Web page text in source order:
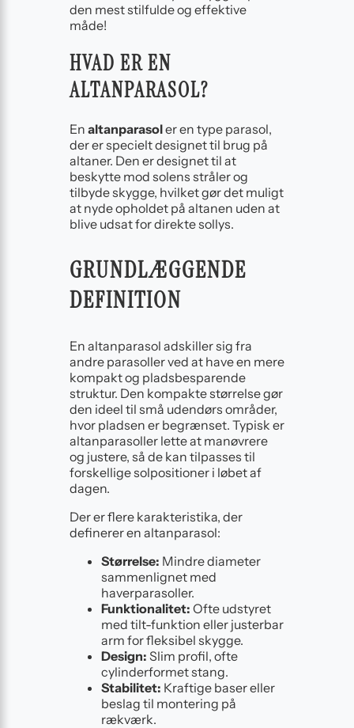
den mest stilfulde og effektive
måde!
HVAD ER EN
ALTANPARASOL?
En altanparasoler en type parasol,
der er specielt designet til brug på
altaner. Den er designet til at
beskytte mod solens stråler og
tilbyde skygge, hvilket gør det muligt
at nyde opholdet på altanen uden at
blive udsat for direkte sollys.
GRUNDLÆGGENDE
DEFINITION
En altanparasol adskiller sig fra
andre parasoller ved at have en mere
kompakt og pladsbesparende
struktur. Den kompakte størrelse gør
den ideel til små udendørs områder,
hvor pladsen er begrænset. Typisk er
altanparasoller lette at manøvrere
og justere, så de kan tilpasses til
forskellige solpositioner i løbet af
dagen.
Der er flere karakteristika, der
definerer en altanparasol:
Størrelse: Mindre diameter
sammenlignet med
haverparasoller.
Funktionalitet: Ofte udstyret
med tilt-funktion eller justerbar
arm for fleksibel skygge.
Design: Slim profil, ofte
cylinderformet stang.
Stabilitet: Kraftige baser eller
beslag til montering på
rækværk.